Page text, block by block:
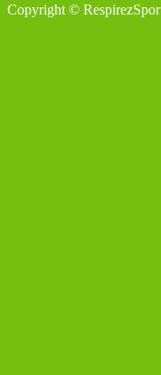
Copyright ©